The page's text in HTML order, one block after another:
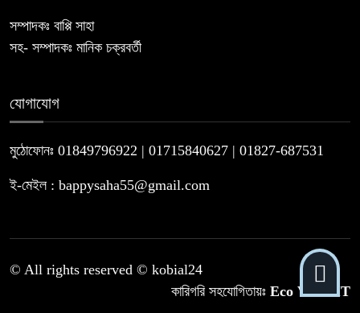
সম্পাদকঃ বাপ্পি সাহা
সহ- সম্পাদকঃ মানিক চক্রবর্তী
যোগাযোগ
মুঠোফোনঃ 01849796922 | 01715840627 | 01827-687531
ই-মেইল : bappysaha55@gmail.com
© All rights reserved © kobial24
কারিগরি সহযোগিতায়ঃ Eco Verse IT